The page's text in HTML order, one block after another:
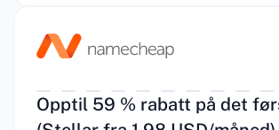
Opptil 59 % rabatt på det